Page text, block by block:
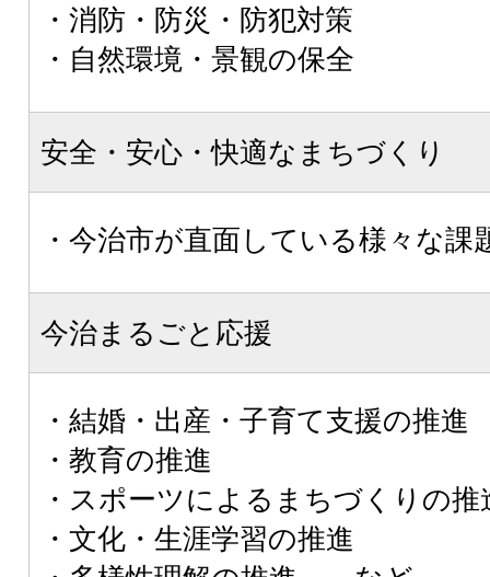
・消防・防災・防犯対策
・自然環境・景観の保全
安全・安心・快適なまちづくり
・今治市が直面している様々な課
今治まるごと応援
・結婚・出産・子育て支援の推進
・教育の推進
・スポーツによるまちづくりの推
・文化・生涯学習の推進